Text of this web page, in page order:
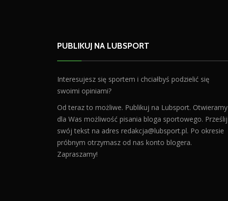
PUBLIKUJ NA LUBSPORT
Interesujesz się sportem i chciałbyś podzielić się
swoimi opiniami?
Od teraz to możliwe. Publikuj na Lubsport. Otwieramy
dla Was możliwość pisania bloga sportowego. Prześlij
swój tekst na adres redakcja@lubsport.pl. Po okresie
próbnym otrzymasz od nas konto blogera.
Zapraszamy!